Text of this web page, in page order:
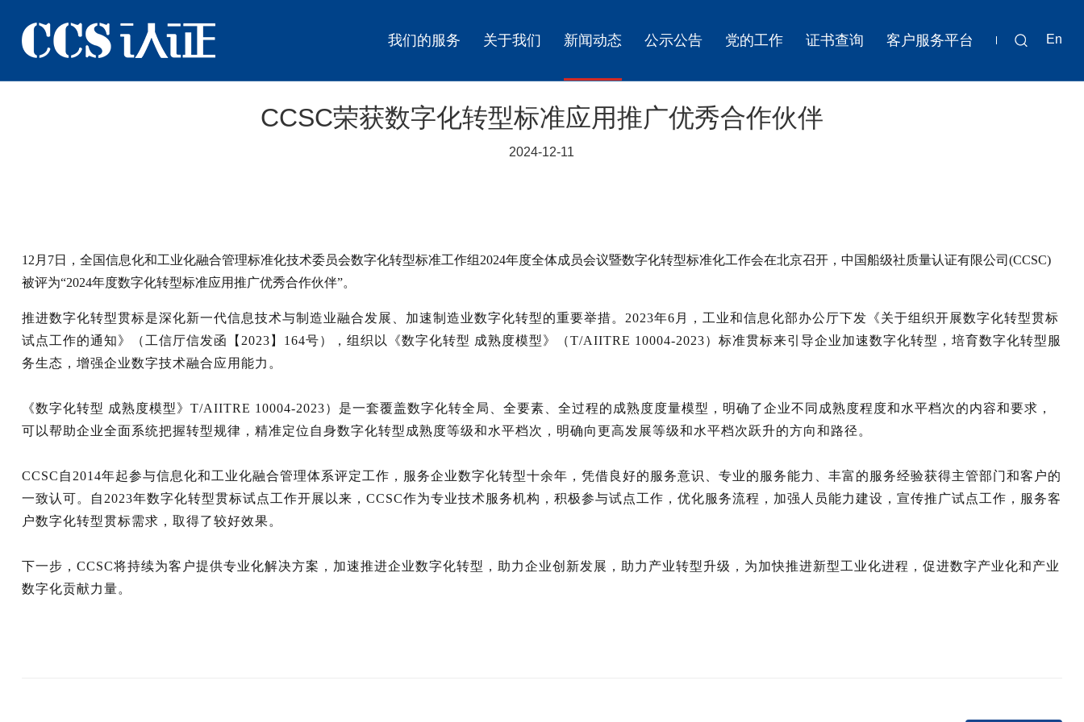
En
我们的服务 关于我们 新闻动态 公示公告 党的工作 证书查询 客户服务平台
CCSC新闻 专题栏目
CCSC荣获数字化转型标准应用推广优秀合作伙伴
2024-12-11
12月7日，全国信息化和工业化融合管理标准化技术委员会数字化转型标准工作组2024年度全体成员会议暨数字化转型标准化工作会在北京召开，中国船级社质量认证有限公司(CCSC)
被评为“2024年度数字化转型标准应用推广优秀合作伙伴”。
推进数字化转型贯标是深化新一代信息技术与制造业融合发展、加速制造业数字化转型的重要举措。2023年6月，工业和信息化部办公厅下发《关于组织开展数字化转型贯标
试点工作的通知》（工信厅信发函【2023】164号），组织以《数字化转型 成熟度模型》（T/AIITRE 10004-2023）标准贯标来引导企业加速数字化转型，培育数字化转型服
务生态，增强企业数字技术融合应用能力。
《数字化转型 成熟度模型》T/AIITRE 10004-2023）是一套覆盖数字化转全局、全要素、全过程的成熟度度量模型，明确了企业不同成熟度程度和水平档次的内容和要求，
可以帮助企业全面系统把握转型规律，精准定位自身数字化转型成熟度等级和水平档次，明确向更高发展等级和水平档次跃升的方向和路径。
CCSC自2014年起参与信息化和工业化融合管理体系评定工作，服务企业数字化转型十余年，凭借良好的服务意识、专业的服务能力、丰富的服务经验获得主管部门和客户的
一致认可。自2023年数字化转型贯标试点工作开展以来，CCSC作为专业技术服务机构，积极参与试点工作，优化服务流程，加强人员能力建设，宣传推广试点工作，服务客
户数字化转型贯标需求，取得了较好效果。
下一步，CCSC将持续为客户提供专业化解决方案，加速推进企业数字化转型，助力企业创新发展，助力产业转型升级，为加快推进新型工业化进程，促进数字产业化和产业
数字化贡献力量。